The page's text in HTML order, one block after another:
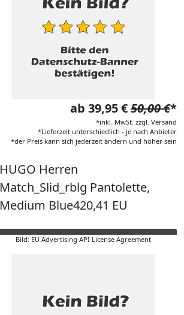
ab 39,95 €50,00 €*
*inkl. MwSt. zzgl. Versand
*Lieferzeit unterschiedlich - je nach Anbieter
*der Preis kann sich jederzeit ändern und höher sein
HUGO Herren
Match_Slid_rblg Pantolette,
Medium Blue420,41 EU
Bild: EU Advertising API License Agreement